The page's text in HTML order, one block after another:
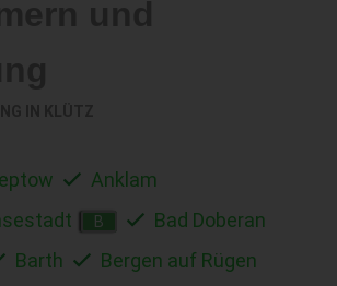
Anklam
B
Bad Doberan
Barth
Bergen auf Rügen